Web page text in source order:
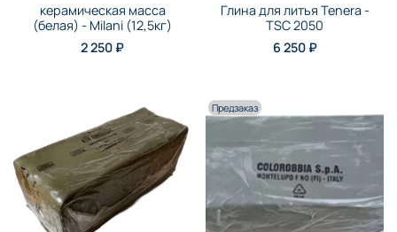
керамическая масса
(белая) - Milani (12,5кг)
2 250 ₽
Глина для литья Tenera -
TSC 2050
6 250 ₽
Предзаказ